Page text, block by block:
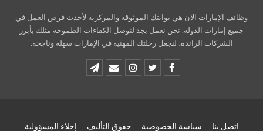
وظائف الإمارات الآن هي بوابتك الموثوقة والمركزية لأحدث فرص العمل في
جميع إمارات الدولة. نحن نعمل بجد لنوصل الكفاءات الطموحة مثلك بأبرز
الشركات الرائدة، لنجعل رحلتك المهنية في الإمارات سهلة وناجحة.
اتصل بنا سياسة الخصوصية حقوق التأليف إخلاء المسؤولية